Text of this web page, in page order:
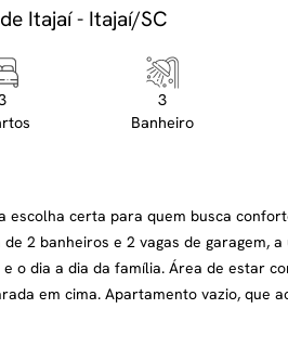
Itajaí - Itajaí/SC
3
Banheiro
escolha certa para quem busca
2 banheiros e 2 vagas de garagem,
o dia a dia da família. Área de estar
em cima. Apartamento vazio, que